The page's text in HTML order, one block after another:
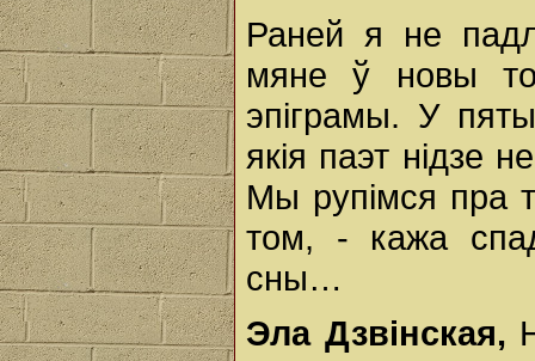
Раней я не
мяне ў новы
эпіграмы. У
якія паэт нідзе
Мы рупімся пра
том, - кажа
сны…
Эла Дзвінская,